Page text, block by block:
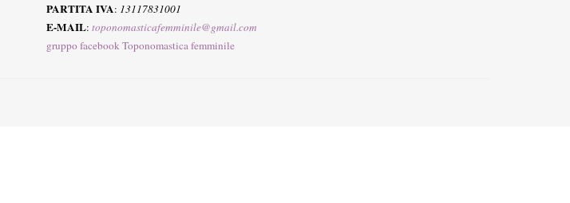
PARTITA IVA: 13117831001
E-MAIL: toponomasticafemminile@gmail.com
gruppo facebook Toponomastica femminile